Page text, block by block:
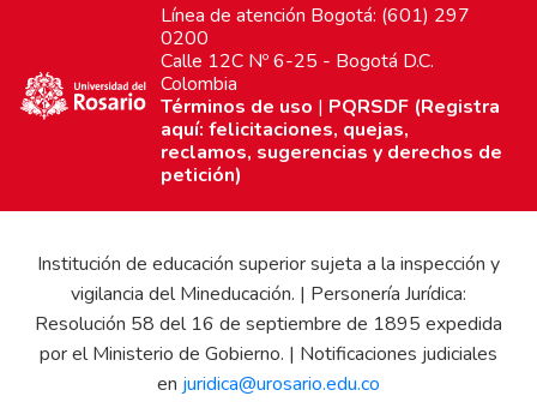
Línea de atención Bogotá: (601) 297
0200
Calle 12C Nº 6-25 - Bogotá D.C.
Colombia
Términos de uso | PQRSDF (Registra
aquí: felicitaciones, quejas,
reclamos, sugerencias y derechos de
petición)
Institución de educación superior sujeta a la inspección y
vigilancia del Mineducación. | Personería Jurídica:
Resolución 58 del 16 de septiembre de 1895 expedida
por el Ministerio de Gobierno. | Notificaciones judiciales
en juridica@urosario.edu.co